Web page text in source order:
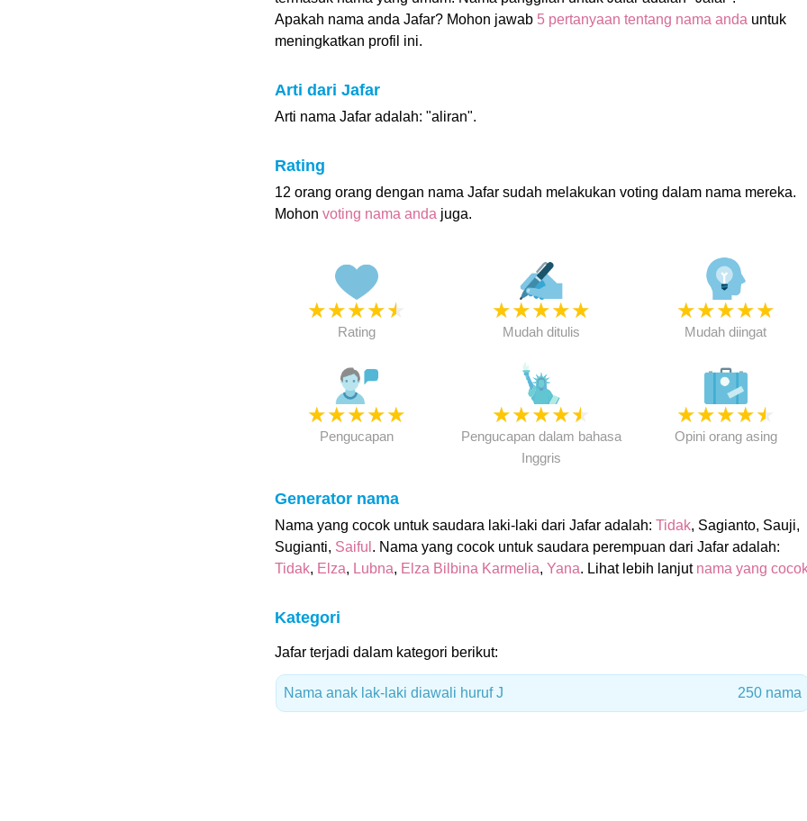
Apakah nama anda Jafar? Mohon jawab 5 pertanyaan tentang nama anda untuk
meningkatkan profil ini.
Arti dari Jafar
Arti nama Jafar adalah: "aliran".
Rating
12 orang orang dengan nama Jafar sudah melakukan voting dalam nama mereka.
Mohon voting nama anda juga.
★★★★★
Rating
★★★★★
Mudah ditulis
★★★★★
Mudah diingat
★★★★★
Pengucapan
★★★★★
Pengucapan dalam bahasa
Inggris
★★★★★
Opini orang asing
Generator nama
Nama yang cocok untuk saudara laki-laki dari Jafar adalah: Tidak, Sagianto, Sauji,
Sugianti, Saiful . Nama yang cocok untuk saudara perempuan dari Jafar adalah:
Tidak, Elza, Lubna, Elza Bilbina Karmelia, Yana. Lihat lebih lanjut nama yang
Kategori
Jafar terjadi dalam kategori berikut:
Nama anak lak-laki diawali huruf J 250 nama